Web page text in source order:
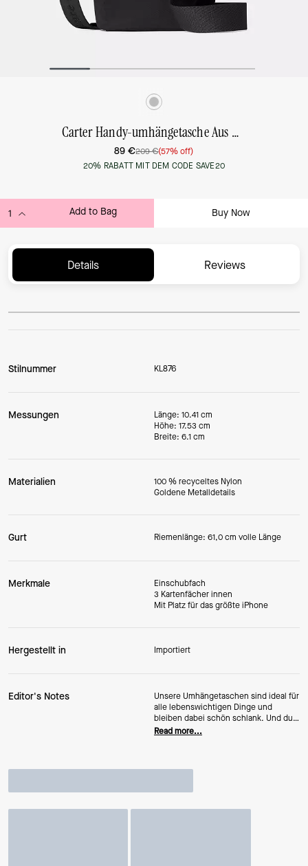
Carter Handy-umhängetasche Aus Nylon
89 €209 €(57% off)
20% RABATT MIT DEM CODE SAVE20
Add to Bag Buy Now
Details Reviews
Stilnummer KL876
Messungen
Länge: 10.41 cm
Höhe: 17.53 cm
Breite: 6.1 cm
Materialien
100 % recyceltes Nylon
Goldene Metalldetails
Gurt Riemenlänge: 61,0 cm volle Länge
Merkmale
Einschubfach
3 Kartenfächer innen
Mit Platz für das größte iPhone
Hergestellt in Importiert
Editor's Notes
Unsere Umhängetaschen sind ideal für
alle lebenswichtigen Dinge und
bleiben dabei schön schlank. Und du
hast die Hände frei, sei es zum Texten
Read more...